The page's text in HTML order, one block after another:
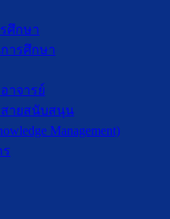
ศึกษา
ารศึกษา
าจารย์
ายสนับสนุน
Management)